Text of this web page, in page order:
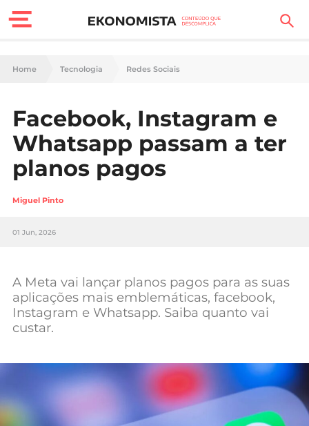
Finanças Pessoais
Carreira
Casa
Lifestyle
Sociedade
Negócios
Mundial 2026
Home Tecnologia Redes Sociais
Facebook, Instagram e
Whatsapp passam a ter
planos pagos
Miguel Pinto
01 Jun, 2026
A Meta vai lançar planos pagos para as suas
aplicações mais emblemáticas, facebook,
Instagram e Whatsapp. Saiba quanto vai
custar.